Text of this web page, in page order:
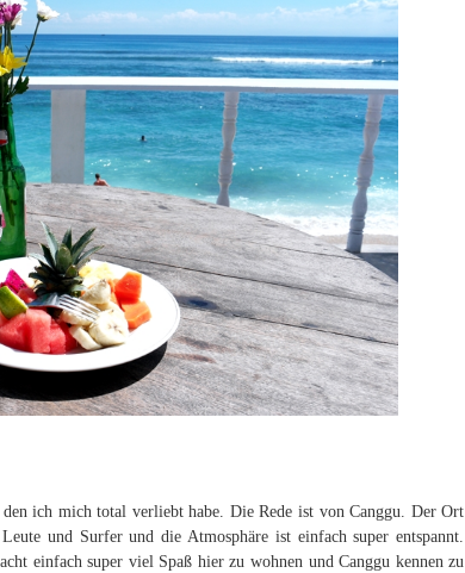
ich mich total verliebt habe. Die Rede ist von Canggu. Der Ort
und Surfer und die Atmosphäre ist einfach super entspannt.
einfach super viel Spaß hier zu wohnen und Canggu kennen zu